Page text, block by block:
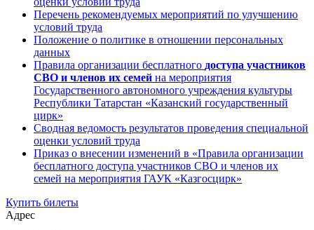
Перечень рекомендуемых мероприятий по улучшению
условий труда
Положение о политике в отношении персональных
данных
Правила организации бесплатного доступа участников
СВО и членов их семей на мероприятия
Государственного автономного учреждения культуры
Республики Татарстан «Казанский государственный
цирк»
Сводная ведомость результатов проведения специальной
оценки условий труда
Приказ о внесении изменений в «Правила организации
бесплатного доступа участников СВО и членов их
семей на мероприятия ГАУК «Казгосцирк»
Купить билеты
Адрес